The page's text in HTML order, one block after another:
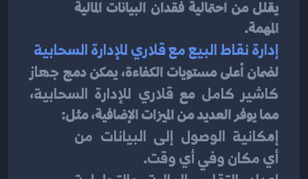
يقلل من احتمالية فقدان البيانات المالية
المهمة.
إدارة نقاط البيع مع قلاري للإدارة السحابية
لضمان أعلى مستويات الكفاءة، يمكن دمج
جهاز
كاشير كامل مع قلاري للإدارة السحابية
مما يوفر العديد من الميزات الإضافية، مثل:
أي مكان وفي أي وقت.